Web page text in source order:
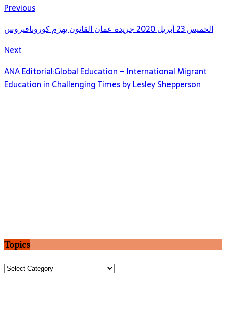
Previous
الخميس 23 أبريل 2020 جريدة عمان القانون يهزم كورونافيروس
Next
ANA Editorial:Global Education – International Migrant
Education in Challenging Times by Lesley Shepperson
Topics
Topics